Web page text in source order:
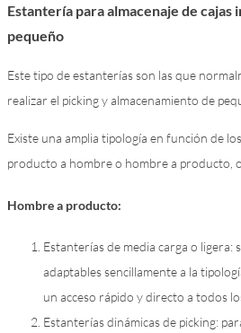
Estantería para almacenaje de
pequeño
Este tipo de estanterías son las que
realizar el picking y almacenamiento de
Existe una amplia tipología en función de
producto a hombre o hombre a producto,
Hombre a producto:
Estanterías de media carga o ligera:
adaptables sencillamente a la
un acceso rápido y directo a todos
Estanterías dinámicas de picking: